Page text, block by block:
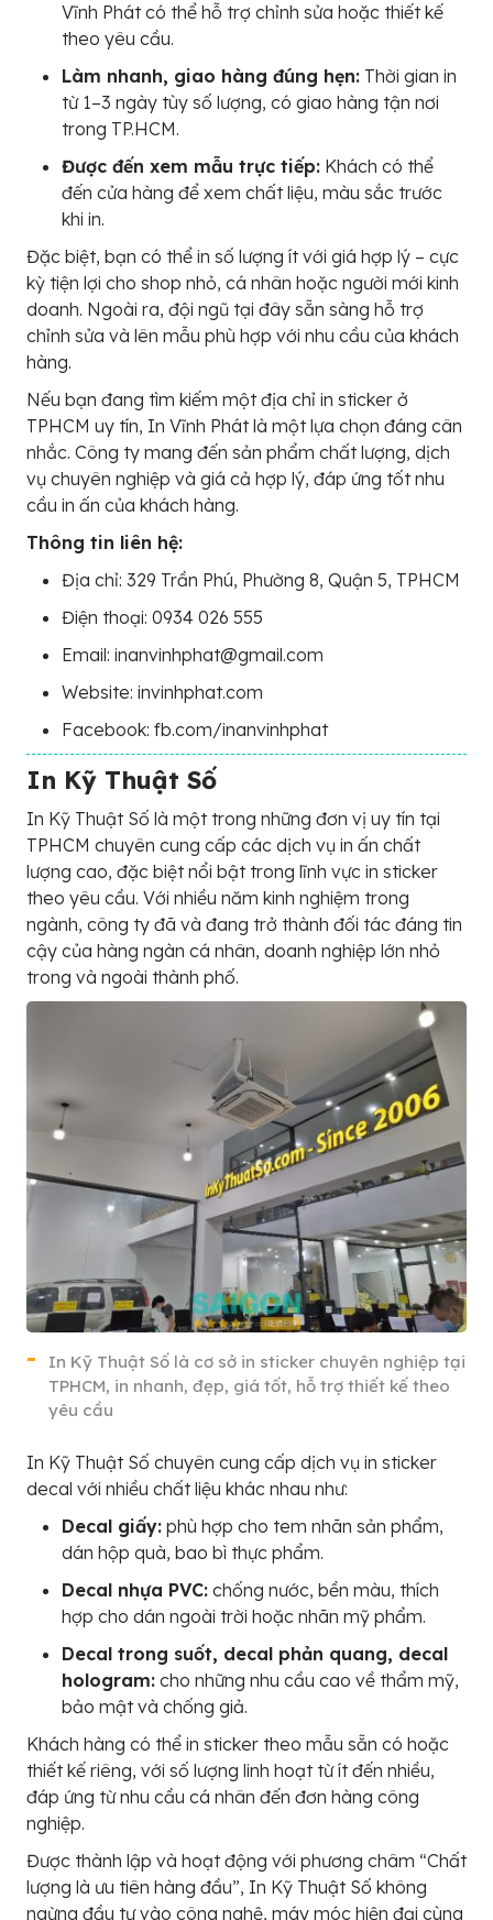
Vĩnh Phát có thể hỗ trợ chỉnh sửa hoặc thiết kế
theo yêu cầu.
Làm nhanh, giao hàng đúng hẹn: Thời gian in
từ 1–3 ngày tùy số lượng, có giao hàng tận nơi
trong TP.HCM.
Được đến xem mẫu trực tiếp: Khách có thể
đến cửa hàng để xem chất liệu, màu sắc trước
khi in.
Đặc biệt, bạn có thể in số lượng ít với giá hợp lý – cực
kỳ tiện lợi cho shop nhỏ, cá nhân hoặc người mới kinh
doanh. Ngoài ra, đội ngũ tại đây sẵn sàng hỗ trợ
chỉnh sửa và lên mẫu phù hợp với nhu cầu của khách
hàng.
Nếu bạn đang tìm kiếm một địa chỉ in sticker ở
TPHCM uy tín, In Vĩnh Phát là một lựa chọn đáng cân
nhắc. Công ty mang đến sản phẩm chất lượng, dịch
vụ chuyên nghiệp và giá cả hợp lý, đáp ứng tốt nhu
cầu in ấn của khách hàng.
Thông tin liên hệ:
Địa chỉ: 329 Trần Phú, Phường 8, Quận 5, TPHCM
Điện thoại: 0934 026 555
Email: inanvinhphat@gmail.com
Website: invinhphat.com
Facebook: fb.com/inanvinhphat
In Kỹ Thuật Số
In Kỹ Thuật Số là một trong những đơn vị uy tín tại
TPHCM chuyên cung cấp các dịch vụ in ấn chất
lượng cao, đặc biệt nổi bật trong lĩnh vực in sticker
theo yêu cầu. Với nhiều năm kinh nghiệm trong
ngành, công ty đã và đang trở thành đối tác đáng tin
cậy của hàng ngàn cá nhân, doanh nghiệp lớn nhỏ
trong và ngoài thành phố.
In Kỹ Thuật Số là cơ sở in sticker chuyên nghiệp tại
TPHCM, in nhanh, đẹp, giá tốt, hỗ trợ thiết kế theo
yêu cầu
In Kỹ Thuật Số chuyên cung cấp dịch vụ in sticker
decal với nhiều chất liệu khác nhau như:
Decal giấy: phù hợp cho tem nhãn sản phẩm,
dán hộp quà, bao bì thực phẩm.
Decal nhựa PVC: chống nước, bền màu, thích
hợp cho dán ngoài trời hoặc nhãn mỹ phẩm.
Decal trong suốt, decal phản quang, decal
hologram: cho những nhu cầu cao về thẩm mỹ,
bảo mật và chống giả.
Khách hàng có thể in sticker theo mẫu sẵn có hoặc
thiết kế riêng, với số lượng linh hoạt từ ít đến nhiều,
đáp ứng từ nhu cầu cá nhân đến đơn hàng công
nghiệp.
Được thành lập và hoạt động với phương châm “Chất
lượng là ưu tiên hàng đầu”, In Kỹ Thuật Số không
ngừng đầu tư vào công nghệ, máy móc hiện đại cùng